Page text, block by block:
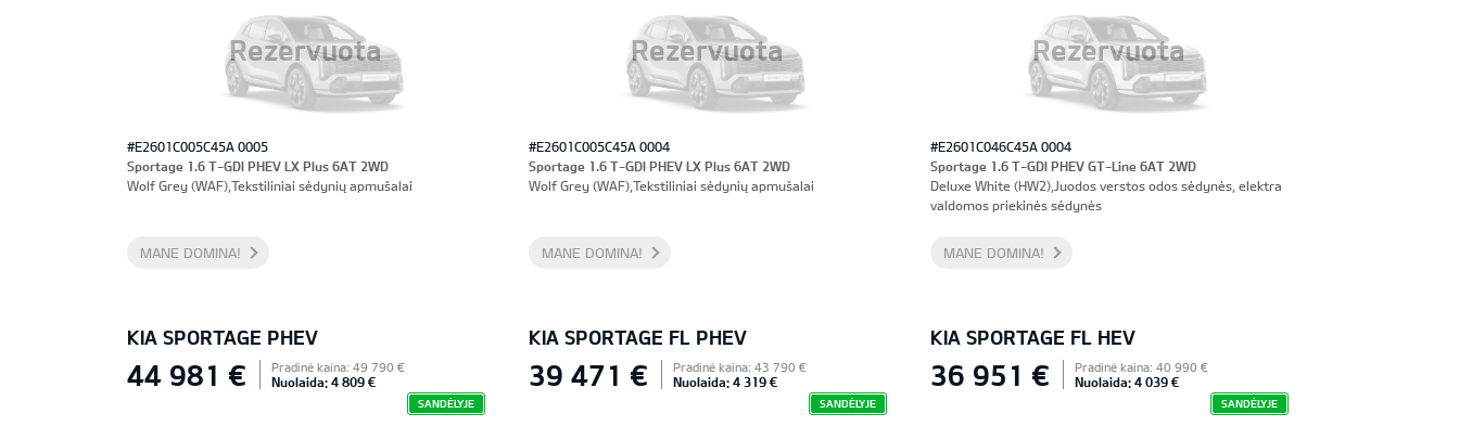
Rezervuota
#E2601C005C45A 0005
Sportage 1.6 T-GDI PHEV LX Plus 6AT 2WD
Wolf Grey (WAF),Tekstiliniai sėdynių apmušalai
MANE DOMINA!
Rezervuota
#E2601C005C45A 0004
Sportage 1.6 T-GDI PHEV LX Plus 6AT 2WD
Wolf Grey (WAF),Tekstiliniai sėdynių apmušalai
MANE DOMINA!
Rezervuota
#E2601C046C45A 0004
Sportage 1.6 T-GDI PHEV GT-Line 6AT 2WD
Deluxe White (HW2),Juodos verstos odos sėdynės, elektra
valdomos priekinės sėdynės
MANE DOMINA!
KIA SPORTAGE PHEV
44 981 € Pradinė kaina: 49 790 €
Nuolaida: 4 809 €
SANDĖLYJE
KIA SPORTAGE FL PHEV
39 471 € Pradinė kaina: 43 790 €
Nuolaida: 4 319 €
SANDĖLYJE
KIA SPORTAGE FL HEV
36 951 € Pradinė kaina: 40 990 €
Nuolaida: 4 039 €
SANDĖLYJE